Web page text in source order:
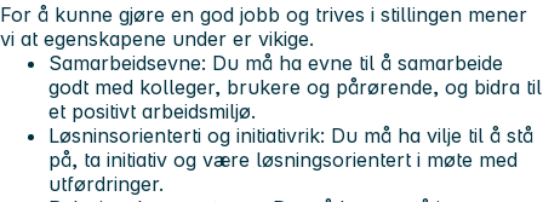
For å kunne gjøre en god jobb og trives i stillingen mener
vi at egenskapene under er vikige.
Samarbeidsevne: Du må ha evne til å samarbeide
godt med kolleger, brukere og pårørende, og bidra til
et positivt arbeidsmiljø.
Løsninsorienterti og initiativrik: Du må ha vilje til å stå
på, ta initiativ og være løsningsorientert i møte med
utførdringer.